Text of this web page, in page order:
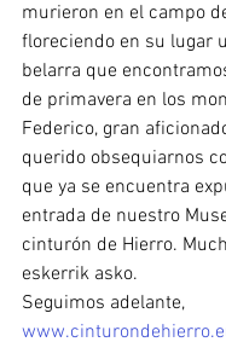
murieron en el campo
floreciendo en su lugar
belarra que
de primavera en los
Federico, gran
querido obsequiarnos
que ya se encuentra
entrada de nuestro
cinturón de Hierro.
eskerrik asko.
Seguimos adelante,